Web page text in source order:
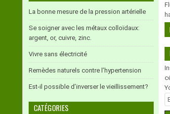
La bonne mesure de la pression artérielle
Se soigner avec les métaux colloïdaux:
argent, or, cuivre, zinc.
Vivre sans électricité
Remèdes naturels contre l’hypertension
Est-il possible d’inverser le vieillissement?
CATÉGORIES